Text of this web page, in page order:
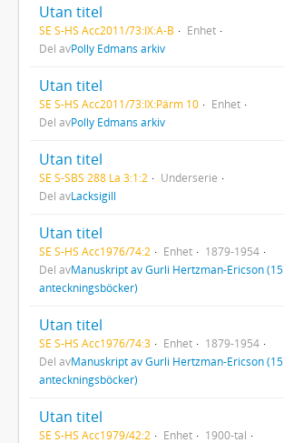
Utan titel
SE S-HS Acc2011/73:IX:A-B
Enhet
Del avPolly Edmans arkiv
Utan titel
SE S-HS Acc2011/73:IX:Pärm 10
Enhet
Del avPolly Edmans arkiv
Utan titel
SE S-SBS 288 La 3:1:2
Underserie
Del avLacksigill
Utan titel
SE S-HS Acc1976/74:2 Enhet
1879-1954
Del avManuskript av Gurli Hertzman-Ericson (15
anteckningsböcker)
Utan titel
SE S-HS Acc1976/74:3 Enhet
1879-1954
Del avManuskript av Gurli Hertzman-Ericson (15
anteckningsböcker)
Utan titel
SE S-HS Acc1979/42:2 Enhet
1900-tal